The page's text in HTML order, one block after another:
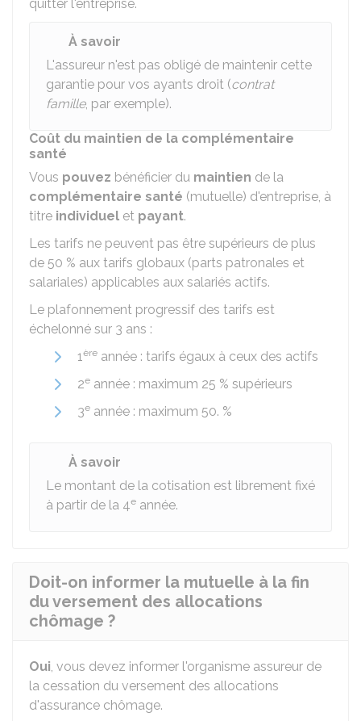
quitter l'entreprise.
À savoir
L'assureur n'est pas obligé de maintenir cette
garantie pour vos ayants droit (contrat
famille, par exemple).
Coût du maintien de la complémentaire
santé
Vous pouvez bénéficier du maintien de la
complémentaire santé (mutuelle) d'entreprise, à
titre individuel et payant.
Les tarifs ne peuvent pas être supérieurs de plus
de 50 % aux tarifs globaux (parts patronales et
salariales) applicables aux salariés actifs.
Le plafonnement progressif des tarifs est
échelonné sur 3 ans :
1ère année : tarifs égaux à ceux des actifs
2e année : maximum 25 % supérieurs
3e année : maximum 50. %
À savoir
Le montant de la cotisation est librement fixé
à partir de la 4e année.
Doit-on informer la mutuelle à la fin
du versement des allocations
chômage ?
Oui, vous devez informer l'organisme assureur de
la cessation du versement des allocations
d'assurance chômage.